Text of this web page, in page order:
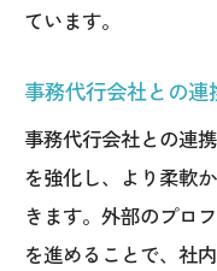
ています。
事務代行会社との
事務代行会社との連
を強化し、より柔軟
きます。外部のプロ
を進めることで、社